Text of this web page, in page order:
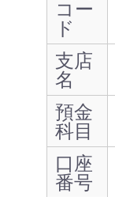
コー
ド
支店
名
預金
科目
口座
番号